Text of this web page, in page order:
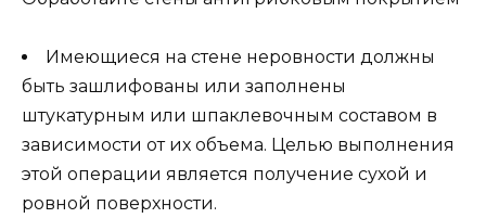
Имеющиеся на стене неровности должны
быть зашлифованы или заполнены
штукатурным или шпаклевочным составом в
зависимости от их объема. Целью выполнения
этой операции является получение сухой и
ровной поверхности.